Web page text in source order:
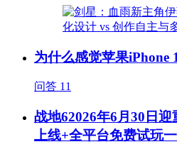
为什么感觉苹果iPhone
问答 11
战地62026年6月30日
上线+全平台免费试玩